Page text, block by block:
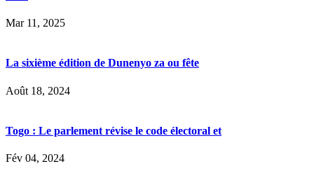
Mar 11, 2025
La sixième édition de Dunenyo za ou fête
Août 18, 2024
Togo : Le parlement révise le code électoral et
Fév 04, 2024